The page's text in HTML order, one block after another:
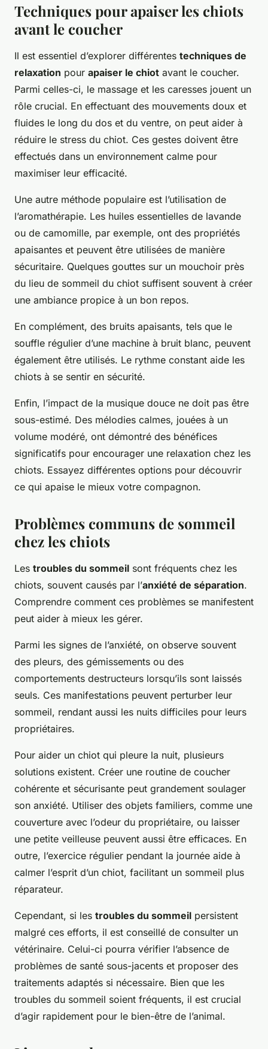
Techniques pour apaiser les chiots
avant le coucher
Il est essentiel d’explorer différentes techniques de
relaxation pour apaiser le chiot avant le coucher.
Parmi celles-ci, le massage et les caresses jouent un
rôle crucial. En effectuant des mouvements doux et
fluides le long du dos et du ventre, on peut aider à
réduire le stress du chiot. Ces gestes doivent être
effectués dans un environnement calme pour
maximiser leur efficacité.
Une autre méthode populaire est l’utilisation de
l’aromathérapie. Les huiles essentielles de lavande
ou de camomille, par exemple, ont des propriétés
apaisantes et peuvent être utilisées de manière
sécuritaire. Quelques gouttes sur un mouchoir près
du lieu de sommeil du chiot suffisent souvent à créer
une ambiance propice à un bon repos.
En complément, des bruits apaisants, tels que le
souffle régulier d’une machine à bruit blanc, peuvent
également être utilisés. Le rythme constant aide les
chiots à se sentir en sécurité.
Enfin, l’impact de la musique douce ne doit pas être
sous-estimé. Des mélodies calmes, jouées à un
volume modéré, ont démontré des bénéfices
significatifs pour encourager une relaxation chez les
chiots. Essayez différentes options pour découvrir
ce qui apaise le mieux votre compagnon.
Problèmes communs de sommeil
chez les chiots
Les troubles du sommeil sont fréquents chez les
chiots, souvent causés par l’anxiété de séparation.
Comprendre comment ces problèmes se manifestent
peut aider à mieux les gérer.
Parmi les signes de l’anxiété, on observe souvent
des pleurs, des gémissements ou des
comportements destructeurs lorsqu’ils sont laissés
seuls. Ces manifestations peuvent perturber leur
sommeil, rendant aussi les nuits difficiles pour leurs
propriétaires.
Pour aider un chiot qui pleure la nuit, plusieurs
solutions existent. Créer une routine de coucher
cohérente et sécurisante peut grandement soulager
son anxiété. Utiliser des objets familiers, comme une
couverture avec l’odeur du propriétaire, ou laisser
une petite veilleuse peuvent aussi être efficaces. En
outre, l’exercice régulier pendant la journée aide à
calmer l’esprit d’un chiot, facilitant un sommeil plus
réparateur.
Cependant, si les troubles du sommeil persistent
malgré ces efforts, il est conseillé de consulter un
vétérinaire. Celui-ci pourra vérifier l’absence de
problèmes de santé sous-jacents et proposer des
traitements adaptés si nécessaire. Bien que les
troubles du sommeil soient fréquents, il est crucial
d’agir rapidement pour le bien-être de l’animal.